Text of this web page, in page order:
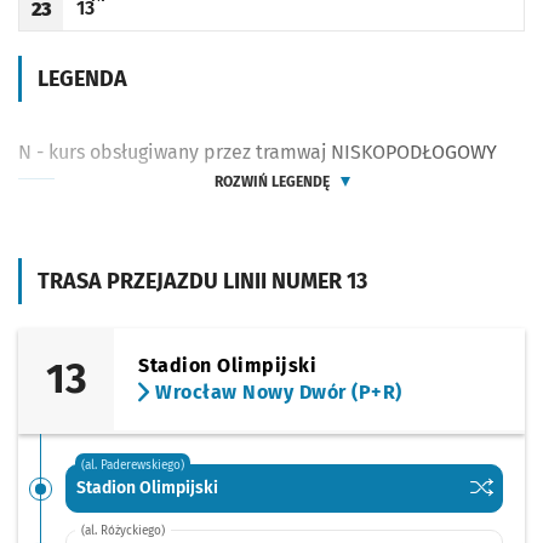
TRASA PRZEJAZDU LINII NUMER 13
13
Stadion Olimpijski
Wrocław Nowy Dwór (P+R)
(al. Paderewskiego)
Stadion Olimpijski Sprawdź
Stadion
(al. Różyckiego)
Godzina odjazdu
23
Odjazd
13
minut po godzinie 23
LEGENDA
N - kurs obsługiwany przez tramwaj NISKOPODŁOGOWY
ROZWIŃ LEGENDĘ